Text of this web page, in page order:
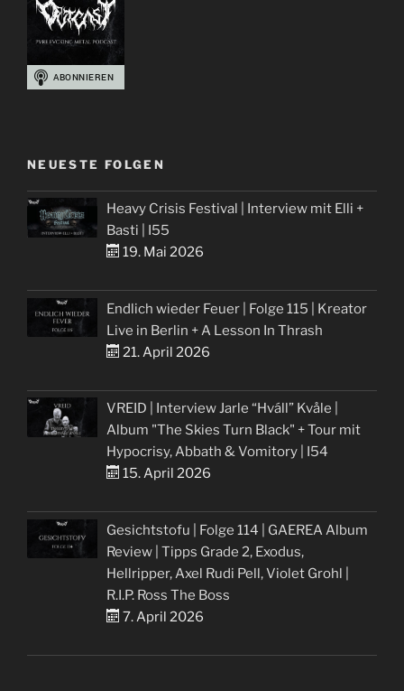
NEUESTE FOLGEN
Heavy Crisis Festival | Interview mit Elli +
Basti | I55
19. Mai 2026
Endlich wieder Feuer | Folge 115 | Kreator
Live in Berlin + A Lesson In Thrash
21. April 2026
VREID | Interview Jarle “Hváll” Kvåle |
Album "The Skies Turn Black" + Tour mit
Hypocrisy, Abbath & Vomitory | I54
15. April 2026
Gesichtstofu | Folge 114 | GAEREA Album
Review | Tipps Grade 2, Exodus,
Hellripper, Axel Rudi Pell, Violet Grohl |
R.I.P. Ross The Boss
7. April 2026